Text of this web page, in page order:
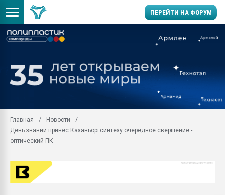
ПЕРЕЙТИ НА ФОРУМ
Вакуум-формовочные
ближайшее
28.07.2026
Всё, что касается
Главная
Новости
День знаний принес Казаньоргсинтезу очередное свершение -
оптический ПК